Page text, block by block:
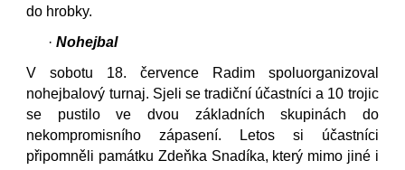
do hrobky.
·Nohejbal
V sobotu 18. července Radim spoluorganizoval
nohejbalový turnaj. Sjeli se tradiční účastníci a 10 trojic
se pustilo ve dvou základních skupinách do
nekompromisního zápasení. Letos si účastníci
připomněli památku Zdeňka Snadíka, který mimo jiné i